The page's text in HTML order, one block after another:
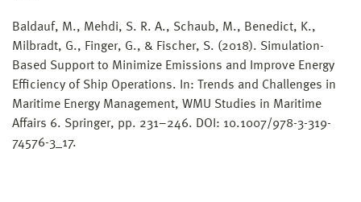
Baldauf, M., Mehdi, S. R. A., Schaub, M., Benedict, K.,
Milbradt, G., Finger, G., & Fischer, S. (2018). Simulation-
Based Support to Minimize Emissions and Improve Energy
Efficiency of Ship Operations. In: Trends and Challenges in
Maritime Energy Management, WMU Studies in Maritime
Affairs 6. Springer, pp. 231–246. DOI: 10.1007/978-3-319-
74576-3_17.